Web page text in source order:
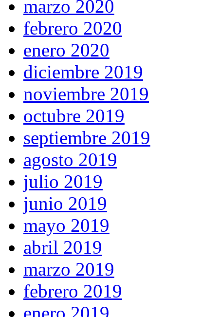
marzo 2020
febrero 2020
enero 2020
diciembre 2019
noviembre 2019
octubre 2019
septiembre 2019
agosto 2019
julio 2019
junio 2019
mayo 2019
abril 2019
marzo 2019
febrero 2019